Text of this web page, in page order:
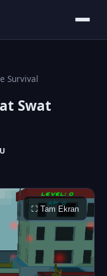
Survival
Swat
⛶ Tam Ekran